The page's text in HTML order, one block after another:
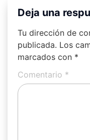
Deja una
Tu dirección de
publicada. Los
marcados con *
Comentario *